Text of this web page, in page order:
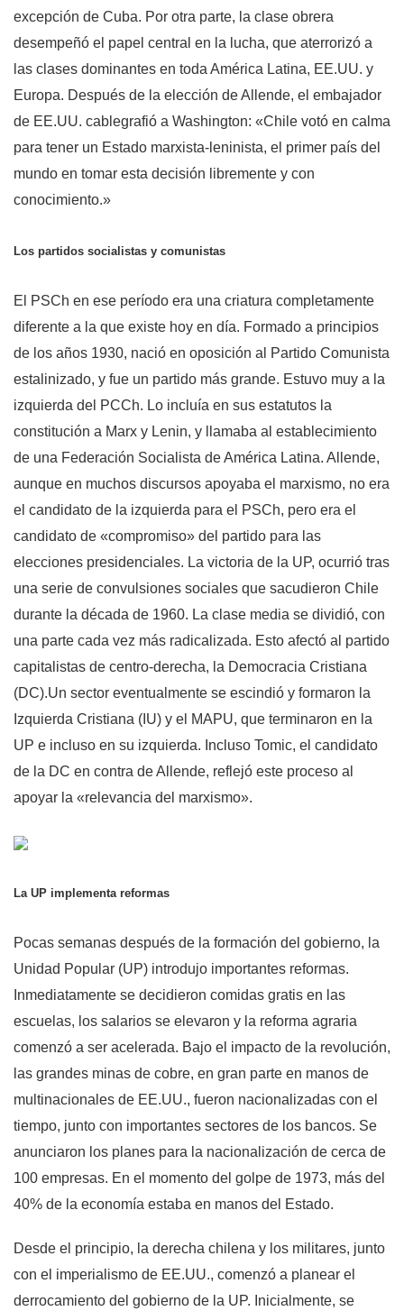
excepción de Cuba. Por otra parte, la clase obrera
desempeñó el papel central en la lucha, que aterrorizó a
las clases dominantes en toda América Latina, EE.UU. y
Europa. Después de la elección de Allende, el embajador
de EE.UU. cablegrafió a Washington: «Chile votó en calma
para tener un Estado marxista-leninista, el primer país del
mundo en tomar esta decisión libremente y con
conocimiento.»
Los partidos socialistas y comunistas
El PSCh en ese período era una criatura completamente
diferente a la que existe hoy en día. Formado a principios
de los años 1930, nació en oposición al Partido Comunista
estalinizado, y fue un partido más grande. Estuvo muy a la
izquierda del PCCh. Lo incluía en sus estatutos la
constitución a Marx y Lenin, y llamaba al establecimiento
de una Federación Socialista de América Latina. Allende,
aunque en muchos discursos apoyaba el marxismo, no era
el candidato de la izquierda para el PSCh, pero era el
candidato de «compromiso» del partido para las
elecciones presidenciales. La victoria de la UP, ocurrió tras
una serie de convulsiones sociales que sacudieron Chile
durante la década de 1960. La clase media se dividió, con
una parte cada vez más radicalizada. Esto afectó al partido
capitalistas de centro-derecha, la Democracia Cristiana
(DC).Un sector eventualmente se escindió y formaron la
Izquierda Cristiana (IU) y el MAPU, que terminaron en la
UP e incluso en su izquierda. Incluso Tomic, el candidato
de la DC en contra de Allende, reflejó este proceso al
apoyar la «relevancia del marxismo».
La UP implementa reformas
Pocas semanas después de la formación del gobierno, la
Unidad Popular (UP) introdujo importantes reformas.
Inmediatamente se decidieron comidas gratis en las
escuelas, los salarios se elevaron y la reforma agraria
comenzó a ser acelerada. Bajo el impacto de la revolución,
las grandes minas de cobre, en gran parte en manos de
multinacionales de EE.UU., fueron nacionalizadas con el
tiempo, junto con importantes sectores de los bancos. Se
anunciaron los planes para la nacionalización de cerca de
100 empresas. En el momento del golpe de 1973, más del
40% de la economía estaba en manos del Estado.
Desde el principio, la derecha chilena y los militares, junto
con el imperialismo de EE.UU., comenzó a planear el
derrocamiento del gobierno de la UP. Inicialmente, se